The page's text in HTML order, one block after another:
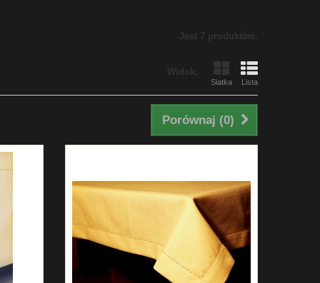
Jest 7 produktów.
Widok:
Siatka Lista
Porównaj (0)